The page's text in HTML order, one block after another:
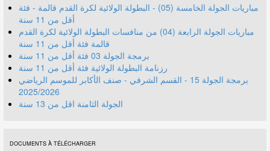
مباريات الجولة الخامسة (05) - البطولة الولائية لكرة القدم قالمة - فئة
أقل من 11 سنة
مباريات الجولة الرابعة (04) من منافسات البطولة الولائية لكرة القدم
قالمة فئة أقل من 11 سنة
برمجة الجولة 03 فئة أقل من 11 سنة
رزنامة البطولة الولائية فئة أقل من 11 سنة
برمجة الجولة 15 - القسم الشرفي - صنف الأكابر للموسم الرياضي
2025/2026
الجولة الثامنة اقل من 13 سنة
DOCUMENTS À TÉLÉCHARGER